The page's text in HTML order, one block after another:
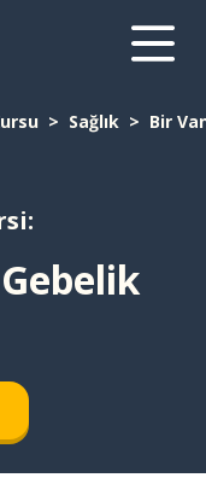
Sağlık Bir